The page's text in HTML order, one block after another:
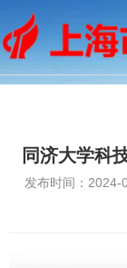
同济大学科
发布时间：2024-